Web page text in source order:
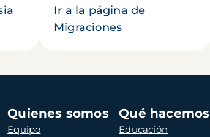
Ir a la página de
Migraciones
Quienes somos
Equipo
Qué hacemos
Educación